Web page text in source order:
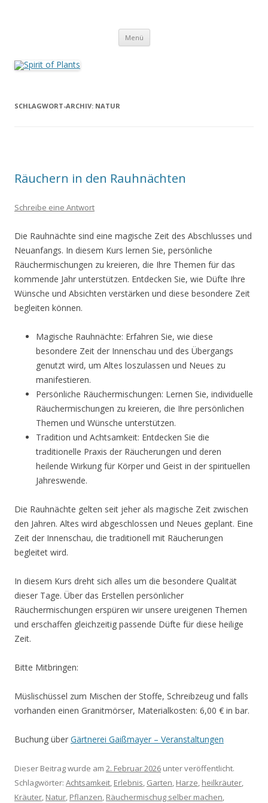
Menü
SCHLAGWORT-ARCHIV: NATUR
Räuchern in den Rauhnächten
Schreibe eine Antwort
Die Rauhnächte sind eine magische Zeit des Abschlusses und
Neuanfangs. In diesem Kurs lernen Sie, persönliche
Räuchermischungen zu kreieren, die Ihre Themen für das
kommende Jahr unterstützen. Entdecken Sie, wie Düfte Ihre
Wünsche und Absichten verstärken und diese besondere Zeit
begleiten können.
Magische Rauhnächte: Erfahren Sie, wie diese
besondere Zeit der Innenschau und des Übergangs
genutzt wird, um Altes loszulassen und Neues zu
manifestieren.
Persönliche Räuchermischungen: Lernen Sie, individuelle
Räuchermischungen zu kreieren, die Ihre persönlichen
Themen und Wünsche unterstützen.
Tradition und Achtsamkeit: Entdecken Sie die
traditionelle Praxis der Räucherungen und deren
heilende Wirkung für Körper und Geist in der spirituellen
Jahreswende.
Die Rauhnächte gelten seit jeher als magische Zeit zwischen
den Jahren. Altes wird abgeschlossen und Neues geplant. Eine
Zeit der Innenschau, die traditionell mit Räucherungen
begleitet wird.
In diesem Kurs dreht sich alles um die besondere Qualität
dieser Tage. Über das Erstellen persönlicher
Räuchermischungen erspüren wir unsere ureigenen Themen
und erschaffen gleichzeitig passende Düfte für diese heilige
Zeit.
Bitte Mitbringen:
Müslischüssel zum Mischen der Stoffe, Schreibzeug und falls
vorhanden einen Granitmörser, Materialkosten: 6,00 € in bar.
Buchung über Gärtnerei Gaißmayer – Veranstaltungen
Dieser Beitrag wurde am 2. Februar 2026 unter veröffentlicht.
Schlagwörter: Achtsamkeit, Erlebnis, Garten, Harze, heilkräuter,
Kräuter, Natur, Pflanzen, Räuchermischug selber machen,